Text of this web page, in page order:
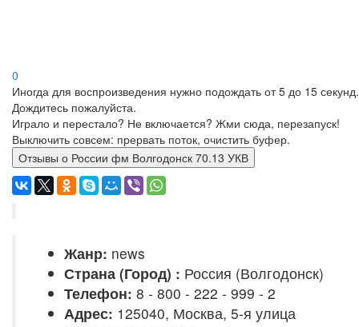
0
Иногда для воспроизведения нужно подождать от 5 до 15 секунд.
Дождитесь пожалуйста.
Играло и перестало? Не включается? Жми сюда, перезапуск!
Выключить совсем: прервать поток, очистить буфер.
Отзывы о России фм Волгодонск 70.13 УКВ
Жанр: news
Страна (Город) : Россия (Волгодонск)
Телефон: 8 - 800 - 222 - 999 - 2
Адрес: 125040, Москва, 5-я улица